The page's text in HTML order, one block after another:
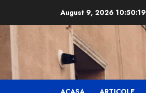
content
August 9, 2026 10:50:20